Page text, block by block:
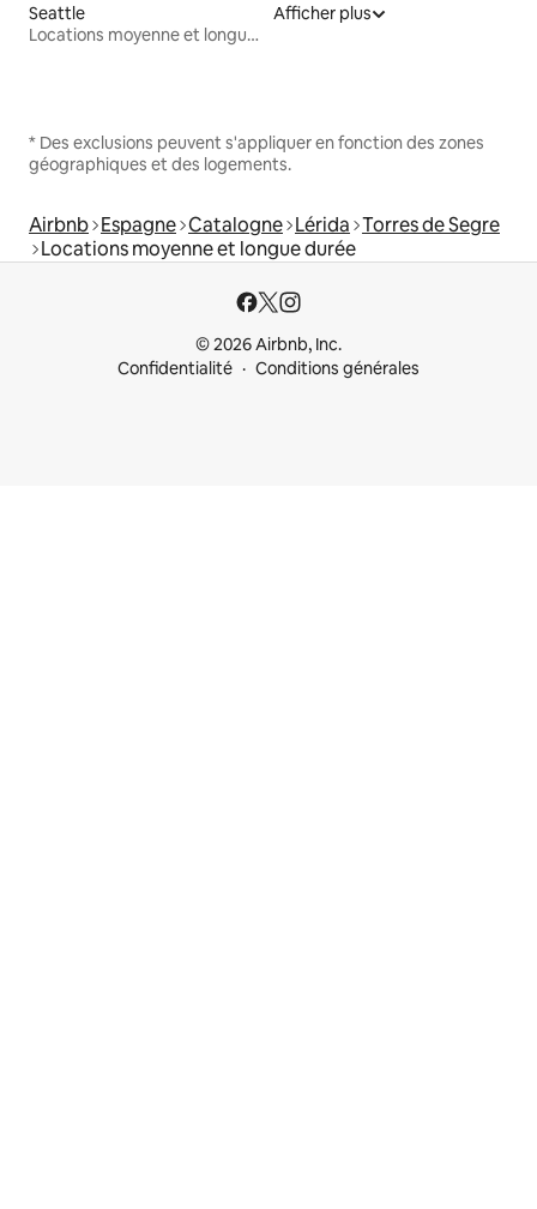
Seattle
Locations moyenne et longue durée
Afficher plus
* Des exclusions peuvent s'appliquer en fonction des zones
géographiques et des logements.
Airbnb Espagne Catalogne Lérida Torres de Segre
Locations moyenne et longue durée
© 2026 Airbnb, Inc.
Confidentialité
Conditions générales